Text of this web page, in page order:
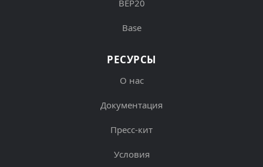
BEP20
Base
РЕСУРСЫ
О нас
Документация
Пресс-кит
Условия